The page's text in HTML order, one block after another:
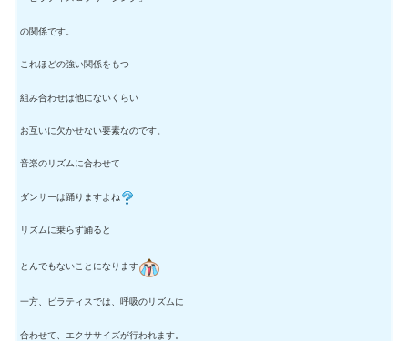
の関係です。
これほどの強い関係をもつ
組み合わせは他にないくらい
お互いに欠かせない要素なのです。
音楽のリズムに合わせて
ダンサーは踊りますよね
リズムに乗らず踊ると
とんでもないことになります
一方、ピラティスでは、呼吸のリズムに
合わせて、エクササイズが行われます。